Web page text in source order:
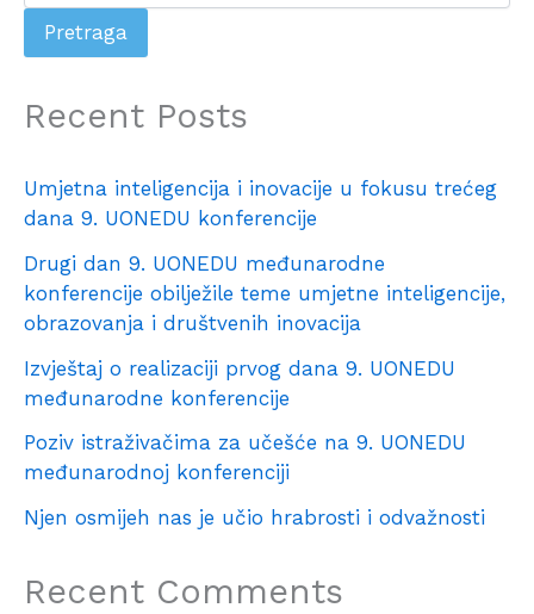
Pretraga
Recent Posts
Umjetna inteligencija i inovacije u fokusu trećeg
dana 9. UONEDU konferencije
Drugi dan 9. UONEDU međunarodne
konferencije obilježile teme umjetne inteligencije,
obrazovanja i društvenih inovacija
Izvještaj o realizaciji prvog dana 9. UONEDU
međunarodne konferencije
Poziv istraživačima za učešće na 9. UONEDU
međunarodnoj konferenciji
Njen osmijeh nas je učio hrabrosti i odvažnosti
Recent Comments